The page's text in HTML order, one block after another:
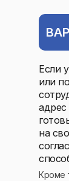
Кроме
Если
или
на